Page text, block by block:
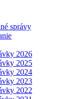
správy
2026
2025
2024
2023
2022